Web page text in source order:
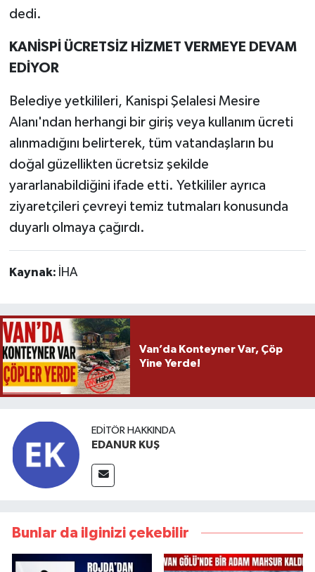
dedi.
KANİSPİ ÜCRETSİZ HİZMET VERMEYE DEVAM
EDİYOR
Belediye yetkilileri, Kanispi Şelalesi Mesire
Alanı'ndan herhangi bir giriş veya kullanım ücreti
alınmadığını belirterek, tüm vatandaşların bu
doğal güzellikten ücretsiz şekilde
yararlanabildiğini ifade etti. Yetkililer ayrıca
ziyaretçileri çevreyi temiz tutmaları konusunda
duyarlı olmaya çağırdı.
Kaynak: İHA
Van’da Konteyner Var, Çöp
Yine Yerde!
EDITÖR HAKKINDA
EDANUR KUŞ
Bunlar da ilginizi çekebilir